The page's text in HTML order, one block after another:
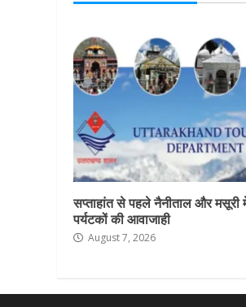
सप्ताहांत से पहले नैनीताल और मसूरी
पर्यटकों की आवाजाही
August 7, 2026